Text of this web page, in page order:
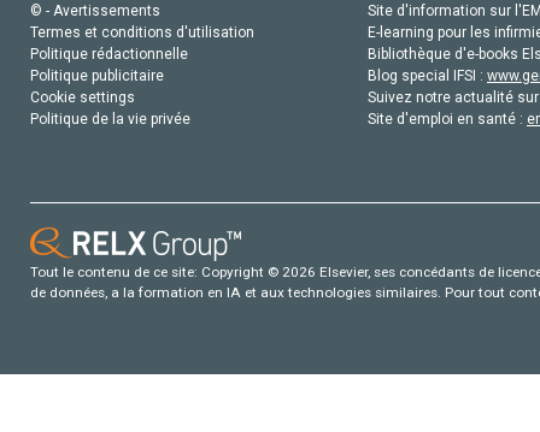
© - Avertissements
Termes et conditions d'utilisation
Politique rédactionnelle
Politique publicitaire
Cookie settings
Politique de la vie privée
Site d'information sur
E-learning pour les
Bibliothèque d'e-books
Blog special IFSI :
Suivez notre actualité
Site d'emploi en santé :
Tout le contenu de ce site: Copyright © 2026 Elsevier, ses concédants de
de données, a la formation en IA et aux technologies similaires. Pour tout